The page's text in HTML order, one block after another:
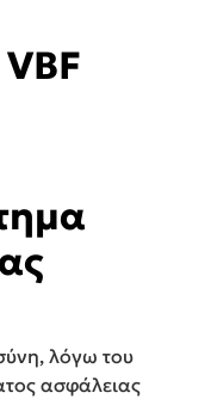
λόγω του
ασφάλειας